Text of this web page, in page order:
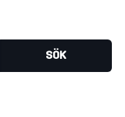
SÖK
Hörn Thermory